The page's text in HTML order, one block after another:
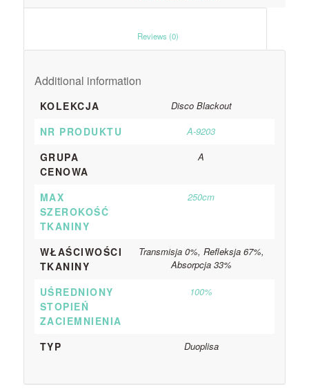
Additional information
KOLEKCJA Disco Blackout
NR PRODUKTU A-9203
GRUPA
CENOWA
A
MAX
SZEROKOŚĆ
TKANINY
250cm
WŁAŚCIWOŚCI
TKANINY
Transmisja 0%, Refleksja 67%,
Absorpcja 33%
UŚREDNIONY
STOPIEŃ
ZACIEMNIENIA
100%
TYP Duoplisa